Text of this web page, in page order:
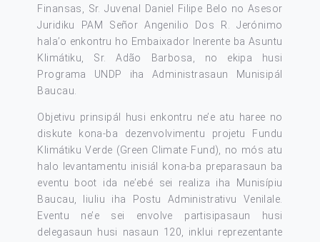
Finansas, Sr. Juvenal Daniel Filipe Belo no Asesor
Juridiku PAM Señor Angenilio Dos R. Jerónimo
hala’o enkontru ho Embaixador Inerente ba Asuntu
Klimátiku, Sr. Adão Barbosa, no ekipa husi
Programa UNDP iha Administrasaun Munisipál
Baucau.
Objetivu prinsipál husi enkontru ne’e atu haree no
diskute kona-ba dezenvolvimentu projetu Fundu
Klimátiku Verde (Green Climate Fund), no mós atu
halo levantamentu inisiál kona-ba preparasaun ba
eventu boot ida ne’ebé sei realiza iha Munisípiu
Baucau, liuliu iha Postu Administrativu Venilale.
Eventu ne’e sei envolve partisipasaun husi
delegasaun husi nasaun 120, inklui reprezentante